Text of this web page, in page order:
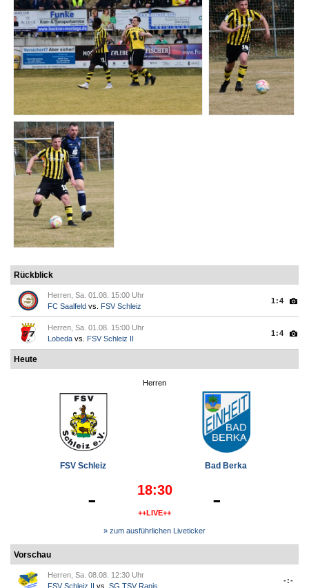
Rückblick
Herren, Sa. 01.08. 15:00 Uhr
FC Saalfeld vs. FSV Schleiz
1:4
Herren, Sa. 01.08. 15:00 Uhr
Lobeda vs. FSV Schleiz II
1:4
Heute
Herren
FSV Schleiz Bad Berka
- 18:30
++LIVE++ -
» zum ausführlichen Liveticker
Vorschau
Herren, Sa. 08.08. 12:30 Uhr
FSV Schleiz II vs. SG TSV Ranis
-:-